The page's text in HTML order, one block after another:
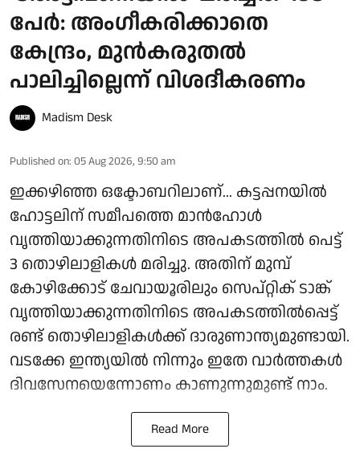
പേർ: അംഗീകരിക്കാതെ
കേന്ദ്രം, മുൻകരുതൽ
പാലിച്ചില്ലെന്ന് വിശദീകരണം
Madism Desk
Published on: 05 Aug 2026, 9:50 am
ഇക്കഴിഞ്ഞ ഒക്ടോബറിലാണ്... കട്ടപ്പനയിൽ
ഹോട്ടലിന് സമീപത്തെ മാൻഹോൾ
വൃത്തിയാക്കുന്നതിനിടെ അപകടത്തിൽ പെട്ട്
3 തൊഴിലാളികൾ മരിച്ചു. അതിന് മുമ്പ്
കോഴിക്കോട് ചേവായൂരിലും സെപ്റ്റിക് ടാങ്ക്
വൃത്തിയാക്കുന്നതിനിടെ അപകടത്തിൽപ്പെട്ട്
രണ്ട് തൊഴിലാളികൾക്ക് ദാരുണാന്ത്യമുണ്ടായി.
വടക്കേ ഇന്ത്യയിൽ നിന്നും ഇതേ വാർത്തകൾ
ദിവസേനയെന്നോണം കാണുന്നുമുണ്ട് നാം.
Read More